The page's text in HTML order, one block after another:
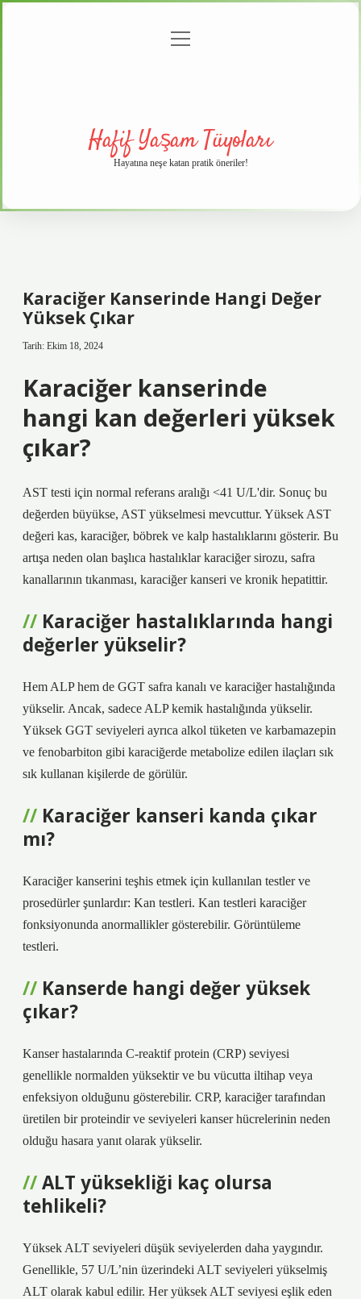
menüyü
Hafif Yaşam Tüyoları
Hayatına neşe katan pratik öneriler!
Karaciğer Kanserinde Hangi Değer
Yüksek Çıkar
Tarih: Ekim 18, 2024
Karaciğer kanserinde
hangi kan değerleri yüksek
çıkar?
AST testi için normal referans aralığı <41 U/L'dir. Sonuç bu
değerden büyükse, AST yükselmesi mevcuttur. Yüksek AST
değeri kas, karaciğer, böbrek ve kalp hastalıklarını gösterir. Bu
artışa neden olan başlıca hastalıklar karaciğer sirozu, safra
kanallarının tıkanması, karaciğer kanseri ve kronik hepatittir.
Karaciğer hastalıklarında hangi
değerler yükselir?
Hem ALP hem de GGT safra kanalı ve karaciğer hastalığında
yükselir. Ancak, sadece ALP kemik hastalığında yükselir.
Yüksek GGT seviyeleri ayrıca alkol tüketen ve karbamazepin
ve fenobarbiton gibi karaciğerde metabolize edilen ilaçları sık
sık kullanan kişilerde de görülür.
Karaciğer kanseri kanda çıkar
mı?
Karaciğer kanserini teşhis etmek için kullanılan testler ve
prosedürler şunlardır: Kan testleri. Kan testleri karaciğer
fonksiyonunda anormallikler gösterebilir. Görüntüleme
testleri.
Kanserde hangi değer yüksek
çıkar?
Kanser hastalarında C-reaktif protein (CRP) seviyesi
genellikle normalden yüksektir ve bu vücutta iltihap veya
enfeksiyon olduğunu gösterebilir. CRP, karaciğer tarafından
üretilen bir proteindir ve seviyeleri kanser hücrelerinin neden
olduğu hasara yanıt olarak yükselir.
ALT yüksekliği kaç olursa
tehlikeli?
Yüksek ALT seviyeleri düşük seviyelerden daha yaygındır.
Genellikle, 57 U/L’nin üzerindeki ALT seviyeleri yükselmiş
ALT olarak kabul edilir. Her yüksek ALT seviyesi eşlik eden